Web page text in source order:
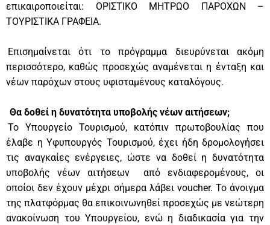
επικαιροποιείται: ΟΡΙΣΤΙΚΟ ΜΗΤΡΩΟ ΠΑΡΟΧΩΝ –
ΤΟΥΡΙΣΤΙΚΑ ΓΡΑΦΕΙΑ.
Επισημαίνεται ότι το πρόγραμμα διευρύνεται ακόμη
περισσότερο, καθώς προσεχώς αναμένεται η ένταξη και
νέων παρόχων στους υφισταμένους καταλόγους.
Θα δοθεί η δυνατότητα υποβολής νέων αιτήσεων;
Το Υπουργείο Τουρισμού, κατόπιν πρωτοβουλίας που
έλαβε η Υφυπουργός Τουρισμού, έχει ήδη δρομολογήσει
τις αναγκαίες ενέργειες, ώστε να δοθεί η δυνατότητα
υποβολής νέων αιτήσεων από ενδιαφερομένους, οι
οποίοι δεν έχουν μέχρι σήμερα λάβει voucher. Το άνοιγμα
της πλατφόρμας θα επικοινωνηθεί προσεχώς με νεώτερη
ανακοίνωση του Υπουργείου, ενώ η διαδικασία για την